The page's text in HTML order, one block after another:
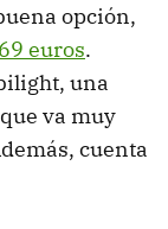
opción,
euros.
una
va muy
cuenta